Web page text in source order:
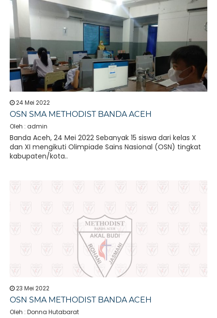
24 Mei 2022
OSN SMA METHODIST BANDA ACEH
Oleh : admin
Banda Aceh, 24 Mei 2022 Sebanyak 15 siswa dari kelas X
dan XI mengikuti Olimpiade Sains Nasional (OSN) tingkat
kabupaten/kota..
23 Mei 2022
OSN SMA METHODIST BANDA ACEH
Oleh : Donna Hutabarat